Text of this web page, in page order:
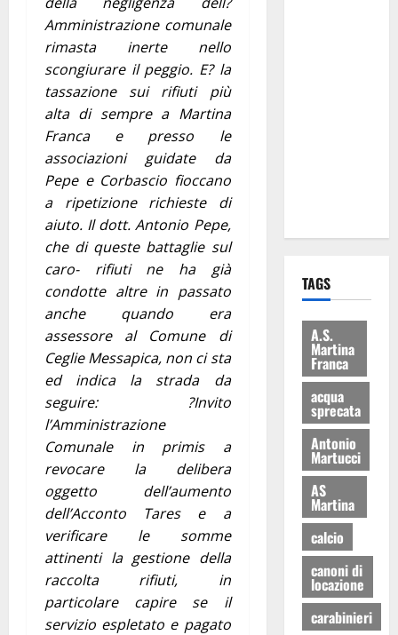
Amministrazione comunale
rimasta inerte nello
scongiurare il peggio. E? la
tassazione sui rifiuti più
alta di sempre a Martina
Franca e presso le
associazioni guidate da
Pepe e Corbascio fioccano
a ripetizione richieste di
aiuto. Il dott. Antonio Pepe,
che di queste battaglie sul
caro- rifiuti ne ha già
condotte altre in passato
anche quando era
assessore al Comune di
Ceglie Messapica, non ci sta
ed indica la strada da
seguire: ?Invito
l’Amministrazione
Comunale in primis a
revocare la delibera
oggetto dell’aumento
dell’Acconto Tares e a
verificare le somme
attinenti la gestione della
raccolta rifiuti, in
particolare capire se il
servizio espletato e pagato
TAGS
A.S.
Martina
Franca
acqua
sprecata
Antonio
Martucci
AS
Martina
calcio
canoni di
locazione
carabinieri